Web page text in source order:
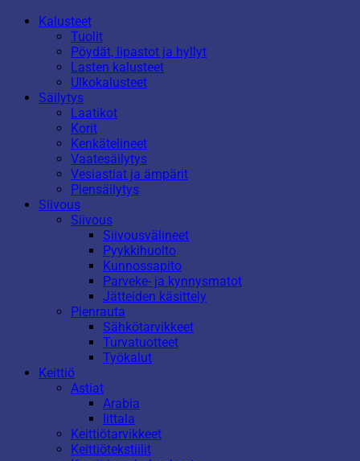
Kalusteet
Tuolit
Pöydät, lipastot ja hyllyt
Lasten kalusteet
Ulkokalusteet
Säilytys
Laatikot
Korit
Kenkätelineet
Vaatesäilytys
Vesiastiat ja ämpärit
Piensäilytys
Siivous
Siivous
Siivousvälineet
Pyykkihuolto
Kunnossapito
Parveke- ja kynnysmatot
Jätteiden käsittely
Pienrauta
Sähkötarvikkeet
Turvatuotteet
Työkalut
Keittiö
Astiat
Arabia
Iittala
Keittiötarvikkeet
Keittiötekstiilit